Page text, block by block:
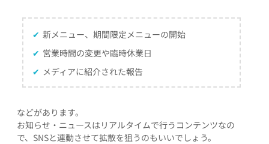
✔ 新メニュー、期間限定メニューの開始
✔ 営業時間の変更や臨時休業日
✔ メディアに紹介された報告
などがあります。
お知らせ・ニュースはリアルタイムで行うコンテンツなの
で、SNSと連動させて拡散を狙うのもいいでしょう。